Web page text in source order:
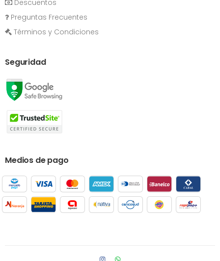
Descuentos
Preguntas Frecuentes
Términos y Condiciones
Seguridad
Medios de pago